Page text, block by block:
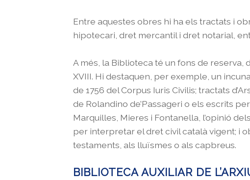
Entre aquestes obres hi ha els tractats i
hipotecari, dret mercantil i dret notarial,
A més, la Biblioteca té un fons de reserva,
XVIII. Hi destaquen, per exemple, un
de 1756 del Corpus Iuris Civilis; tractats
de Rolandino de’Passageri o els escrits
Marquilles, Mieres i Fontanella, l’opinió
per interpretar el dret civil català vigent; i
testaments, als lluïsmes o als capbreus.
BIBLIOTECA AUXILIAR DE